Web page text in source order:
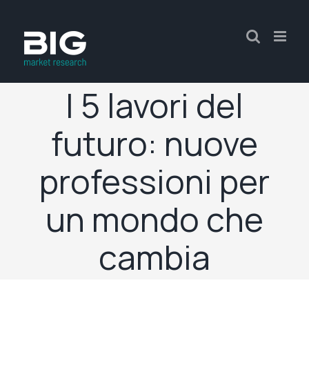
I 5 lavori del
futuro: nuove
professioni per
un mondo che
cambia